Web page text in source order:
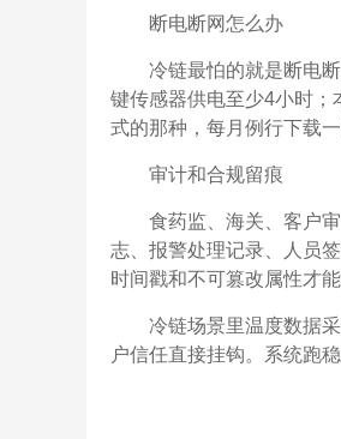
断电断网怎么办
冷链最怕的就是断电
键传感器供电至少4小时；
式的那种，每月例行下载
审计和合规留痕
食药监、海关、客户
志、报警处理记录、人员
时间戳和不可篡改属性才
冷链场景里温度数据
户信任直接挂钩。系统跑